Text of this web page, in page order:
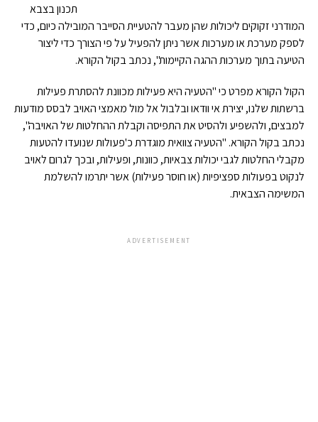
תכנון בצבא
המודרני זקוקים ליכולות שהן מעבר להטעיית הסייבר המובילה כיום, כדי
לספק מערכת או מערכות אשר ניתן להפעיל על פי הצורך כדי ליצור
הטיעה בתוך מערכות ההגה הקיימות", נכתב בקול הקורא.
הקול הקורא מפרט כי "הטעיה היא פעילות מכוונת להסתרת פעילות
ברשתות שלנו, יצירת אי וודאו ובלבול אל מול מאמצי האויב לבסס מודעות
למבצים, ולהשפיע ולהסיט את התפיסה וקבלת ההחלטות של האויבה",
נכתב בקול הקורא. "הטעיה צוואית מוגדרת כ'פעולות שנועדו להטעות
מקבלי החלטות לגבי יכולות צבאיות, כוונות, ופעילות, ובכך לגרום לאויב
לנקוט בפעולות ספציפיות (או חוסר פעילות) אשר יתרמו להשלמת
המשימה הצבאית.
ADVERTISEMENT